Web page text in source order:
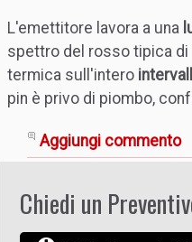
L'emettitore lavora a una
spettro del rosso tipica
termica sull'intero
pin è privo di piombo,
Aggiungi commento
Chiedi un